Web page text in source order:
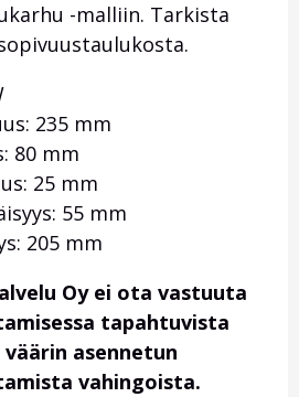
-malliin. Tarkista
235 mm
80 mm
25 mm
55 mm
205 mm
Oy ei ota vastuuta
tapahtuvista
asennetun
vahingoista.